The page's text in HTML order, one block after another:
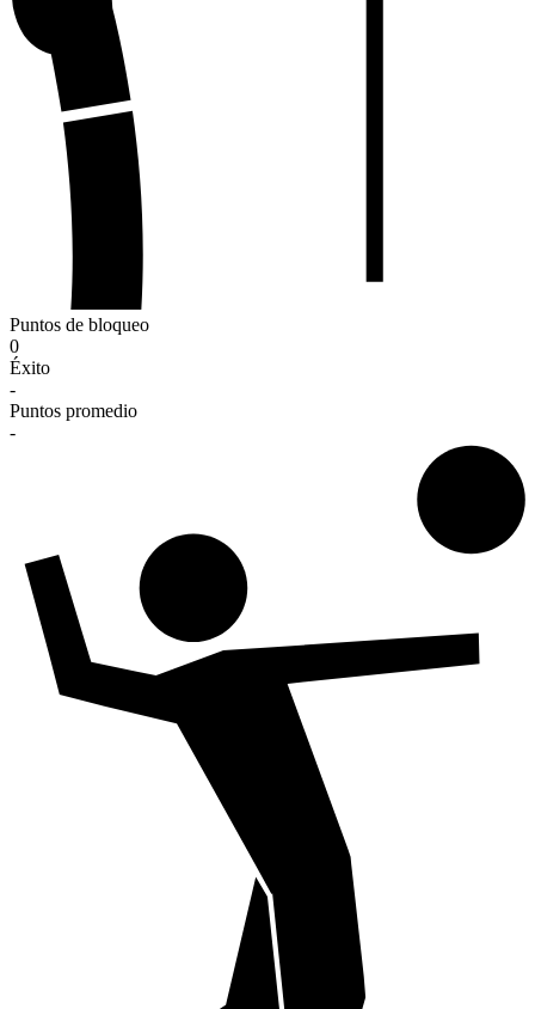
Puntos de bloqueo
0
Éxito
-
Puntos promedio
-